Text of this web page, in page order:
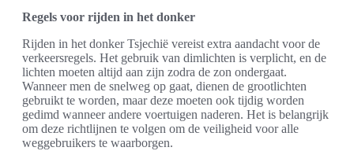
Regels voor rijden in het donker
Rijden in het donker Tsjechië vereist extra aandacht voor de
verkeersregels. Het gebruik van dimlichten is verplicht, en de
lichten moeten altijd aan zijn zodra de zon ondergaat.
Wanneer men de snelweg op gaat, dienen de grootlichten
gebruikt te worden, maar deze moeten ook tijdig worden
gedimd wanneer andere voertuigen naderen. Het is belangrijk
om deze richtlijnen te volgen om de veiligheid voor alle
weggebruikers te waarborgen.